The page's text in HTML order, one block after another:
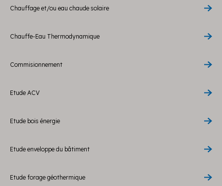
Chauffage et/ou eau chaude solaire
Chauffe-Eau Thermodynamique
Commisionnement
Etude ACV
Etude bois énergie
Etude enveloppe du bâtiment
Etude forage géothermique